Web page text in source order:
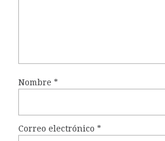
Nombre *
Correo electrónico *